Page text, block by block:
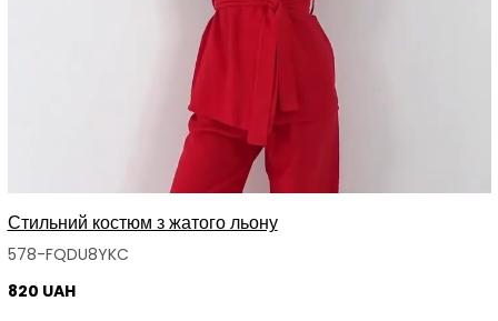
Стильний костюм з жатого льону
578-FQDU8YKC
820 UAH